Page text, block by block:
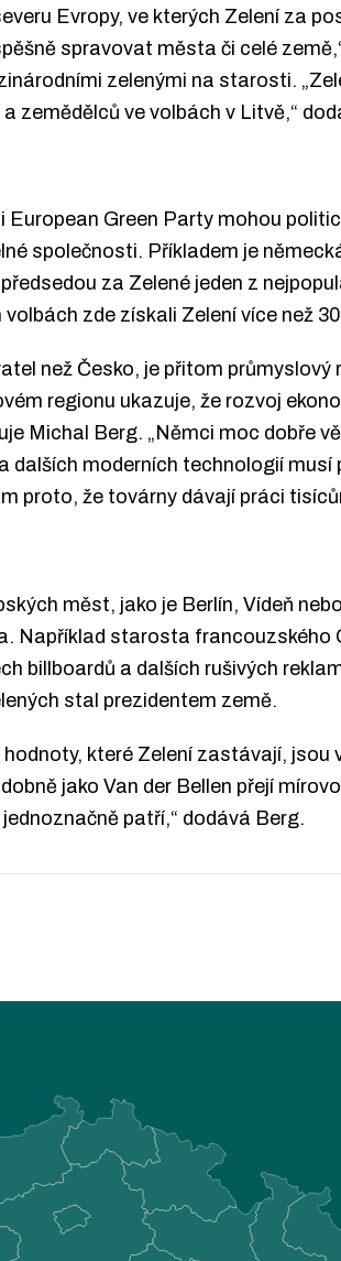
Evropy, ve kterých Zelení za
spravovat města či celé
zelenými na starosti.
zemědělců ve volbách v Litvě,“
European Green Party mohou
společnosti. Příkladem je
za Zelené jeden z
zde získali Zelení více než
než Česko, je přitom
regionu ukazuje, že rozvoj
Michal Berg. „Němci moc dobře
moderních technologií
proto, že továrny dávají práci
měst, jako je Berlín, Vídeň
Například starosta francouzského
billboardů a dalších rušivých
stal prezidentem země.
které Zelení zastávají,
jako Van der Bellen přejí
patří,“ dodává Berg.